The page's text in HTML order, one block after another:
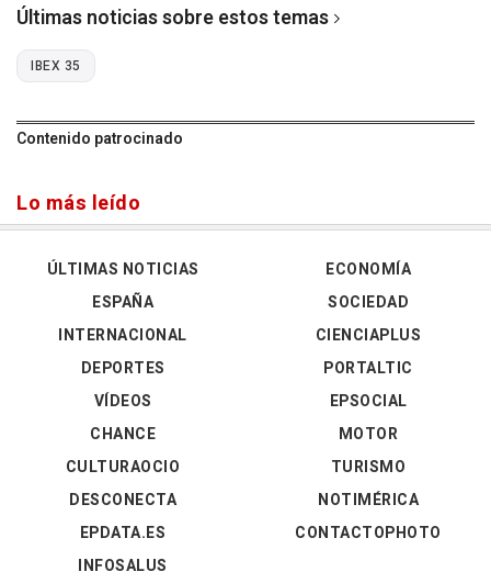
Últimas noticias sobre estos temas
IBEX 35
Contenido patrocinado
Lo más leído
ÚLTIMAS NOTICIAS
ESPAÑA
INTERNACIONAL
DEPORTES
VÍDEOS
ECONOMÍA
SOCIEDAD
CIENCIAPLUS
PORTALTIC
EPSOCIAL
CHANCE
CULTURAOCIO
DESCONECTA
EPDATA.ES
INFOSALUS
MOTOR
TURISMO
NOTIMÉRICA
CONTACTOPHOTO